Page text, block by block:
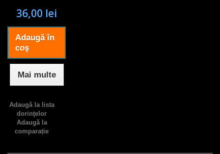
36,00 lei
Adaugă în
coş
Mai multe
Adaugă la lista
dorinţelor
Adaugă la
comparație